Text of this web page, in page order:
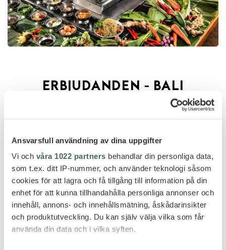
Ansvarsfull användning av dina uppgifter
Vi och våra 1022 partners behandlar din personliga data,
som t.ex. ditt IP-nummer, och använder teknologi såsom
cookies för att lagra och få tillgång till information på din
enhet för att kunna tillhandahålla personliga annonser och
innehåll, annons- och innehållsmätning, åskådarinsikter
och produktutveckling. Du kan själv välja vilka som får
använda din data och i vilka syften.
ERBJUDANDEN - BALI
ERBJUDANDE
Pris från 29 995 kr per person